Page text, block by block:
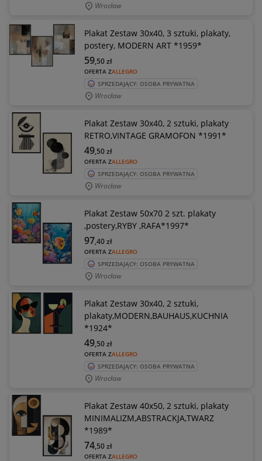
Wrocław
Plakat Zestaw 30x40, 3 sztuki, plakaty,
postery, MODERN ART *1959*
OFERTA ZALLEGRO
59,50zł
SPRZEDAJĄCY: OSOBA PRYWATNA
Wrocław
Plakat Zestaw 30x40, 2 sztuki, plakaty
RETRO,VINTAGE GRAMOFON *1991*
OFERTA ZALLEGRO
49,50zł
SPRZEDAJĄCY: OSOBA PRYWATNA
Wrocław
Plakat Zestaw 50x70 2 szt. plakaty
,postery,RYBY ,RAFA*1997*
OFERTA ZALLEGRO
97,40zł
SPRZEDAJĄCY: OSOBA PRYWATNA
Wrocław
Plakat Zestaw 30x40, 2 sztuki,
plakaty,MODERN,BAUHAUS,KUCHNIA
*1924*
OFERTA ZALLEGRO
49,50zł
SPRZEDAJĄCY: OSOBA PRYWATNA
Wrocław
Plakat Zestaw 40x50, 2 sztuki, plakaty
MINIMALIZM,ABSTRACKJA,TWARZ
*1989*
OFERTA ZALLEGRO
74,50zł